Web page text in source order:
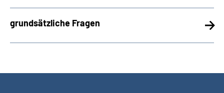
grundsätzliche Fragen